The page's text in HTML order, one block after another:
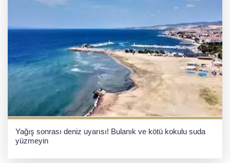
Yağış sonrası deniz uyarısı! Bulanık ve kötü kokulu suda
yüzmeyin